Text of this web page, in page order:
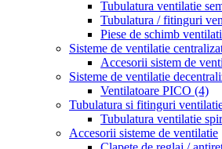
Tubulatura ventilatie
Tubulatura / fitinguri
Piese de schimb
Sisteme de ventilatie
Accesorii sistem de
Sisteme de ventilatie
Ventilatoare PICO (4)
Tubulatura si fitinguri
Tubulatura ventilatie
Accesorii sisteme de ventilatie